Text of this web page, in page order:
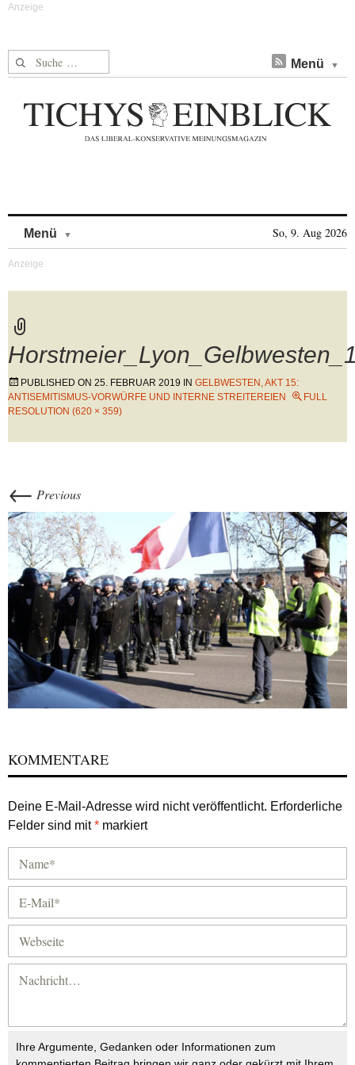
Suche nach: Menü
Menü So, 9. Aug 2026
PUBLISHED ON 25. FEBRUAR 2019 IN GELBWESTEN, AKT 15:
ANTISEMITISMUS-VORWÜRFE UND INTERNE STREITEREIEN
FULL
RESOLUTION (620 × 359)
← Previous
KOMMENTARE
Deine E-Mail-Adresse wird nicht veröffentlicht. Erforderliche
Felder sind mit* markiert
Ihre Argumente, Gedanken oder Informationen zum